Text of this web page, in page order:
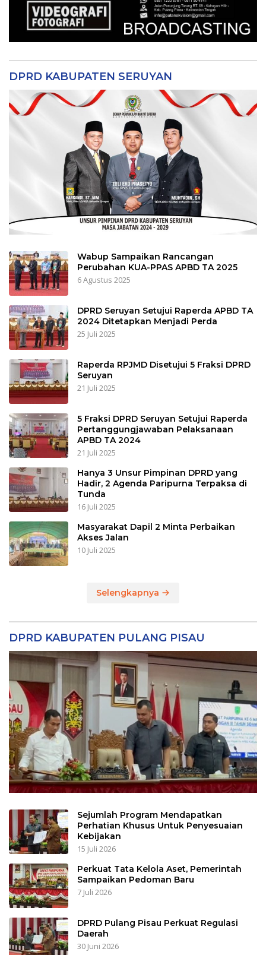
DPRD KABUPATEN SERUYAN
Wabup Sampaikan Rancangan
Perubahan KUA-PPAS APBD TA 2025
6 Agustus 2025
DPRD Seruyan Setujui Raperda APBD TA
2024 Ditetapkan Menjadi Perda
25 Juli 2025
Raperda RPJMD Disetujui 5 Fraksi DPRD
Seruyan
21 Juli 2025
5 Fraksi DPRD Seruyan Setujui Raperda
Pertanggungjawaban Pelaksanaan
APBD TA 2024
21 Juli 2025
Hanya 3 Unsur Pimpinan DPRD yang
Hadir, 2 Agenda Paripurna Terpaksa di
Tunda
16 Juli 2025
Masyarakat Dapil 2 Minta Perbaikan
Akses Jalan
10 Juli 2025
Selengkapnya
DPRD KABUPATEN PULANG PISAU
Sejumlah Program Mendapatkan
Perhatian Khusus Untuk Penyesuaian
Kebijakan
15 Juli 2026
Perkuat Tata Kelola Aset, Pemerintah
Sampaikan Pedoman Baru
7 Juli 2026
DPRD Pulang Pisau Perkuat Regulasi
Daerah
30 Juni 2026